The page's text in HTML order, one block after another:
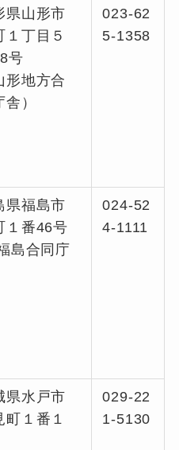
県山形市
１丁目５
号
形地方合
舎）
023-62
5-1358
県福島市
１番46号
島合同庁
024-52
4-1111
県水戸市
町１番１
029-22
1-5130